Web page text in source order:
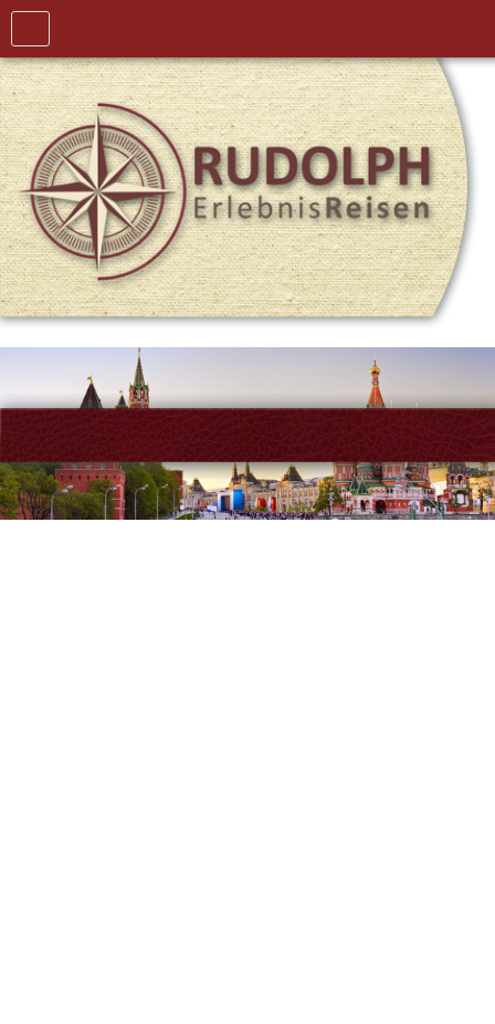
Thailand &
Asien
Transsibirische
Eisenbahn
Baltikum &
Russland
Reiseanfrage
Rückrufservice